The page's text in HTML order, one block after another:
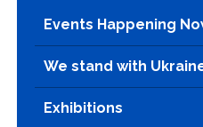
Events Happening
We stand with
Exhibitions